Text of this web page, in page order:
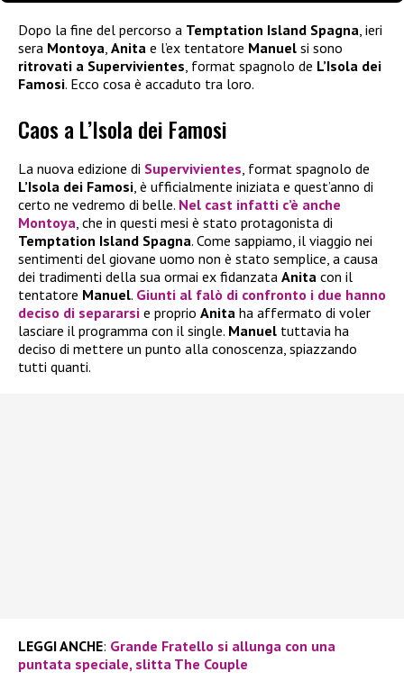
Dopo la fine del percorso a Temptation Island Spagna , ieri
sera Montoya Anita e l’ex tentatore Manuel si sono
ritrovati a Supervivientes , format spagnolo de L’Isola dei
Famosi. Ecco cosa è accaduto tra loro.
Caos a L’Isola dei Famosi
La nuova edizione di Supervivientes, format spagnolo de
L’Isola dei Famosi, è ufficialmente iniziata e quest’anno di
certo ne vedremo di belle. Nel cast infatti c’è anche
Montoya, che in questi mesi è stato protagonista di
Temptation Island Spagna. Come sappiamo, il viaggio nei
sentimenti del giovane uomo non è stato semplice, a causa
dei tradimenti della sua ormai ex fidanzata Anita con il
tentatore Manuel. Giunti al falò di confronto i due hanno
deciso di separarsi e proprio Anita ha affermato di voler
lasciare il programma con il single. Manuel tuttavia ha
deciso di mettere un punto alla conoscenza, spiazzando
tutti quanti.
LEGGI ANCHE: Grande Fratello si allunga con una
puntata speciale, slitta The Couple